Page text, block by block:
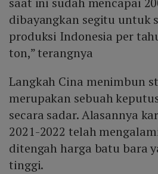
dibayangkan segitu untuk
produksi Indonesia per
ton,” terangnya
Langkah Cina menimbun
merupakan sebuah
secara sadar. Alasannya
2021-2022 telah
ditengah harga batu bara
tinggi.